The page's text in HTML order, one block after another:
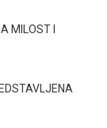
MILOST I